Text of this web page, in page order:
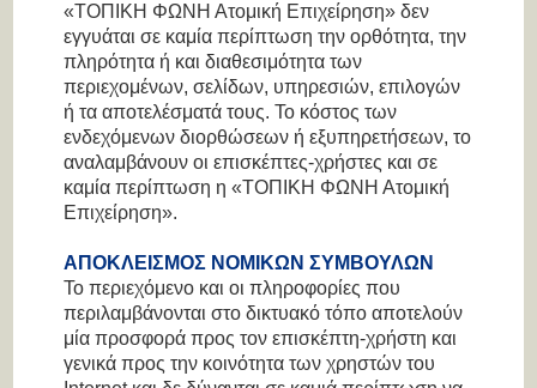
«ΤΟΠΙΚΗ ΦΩΝΗ Ατομική Επιχείρηση» δεν
εγγυάται σε καμία περίπτωση την ορθότητα, την
πληρότητα ή και διαθεσιμότητα των
περιεχομένων, σελίδων, υπηρεσιών, επιλογών
ή τα αποτελέσματά τους. Το κόστος των
ενδεχόμενων διορθώσεων ή εξυπηρετήσεων, το
αναλαμβάνουν οι επισκέπτες-χρήστες και σε
καμία περίπτωση η «ΤΟΠΙΚΗ ΦΩΝΗ Ατομική
Επιχείρηση».
ΑΠΟΚΛΕΙΣΜΟΣ ΝΟΜΙΚΩΝ ΣΥΜΒΟΥΛΩΝ
Το περιεχόμενο και οι πληροφορίες που
περιλαμβάνονται στο δικτυακό τόπο αποτελούν
μία προσφορά προς τον επισκέπτη-χρήστη και
γενικά προς την κοινότητα των χρηστών του